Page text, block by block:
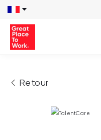
Retour